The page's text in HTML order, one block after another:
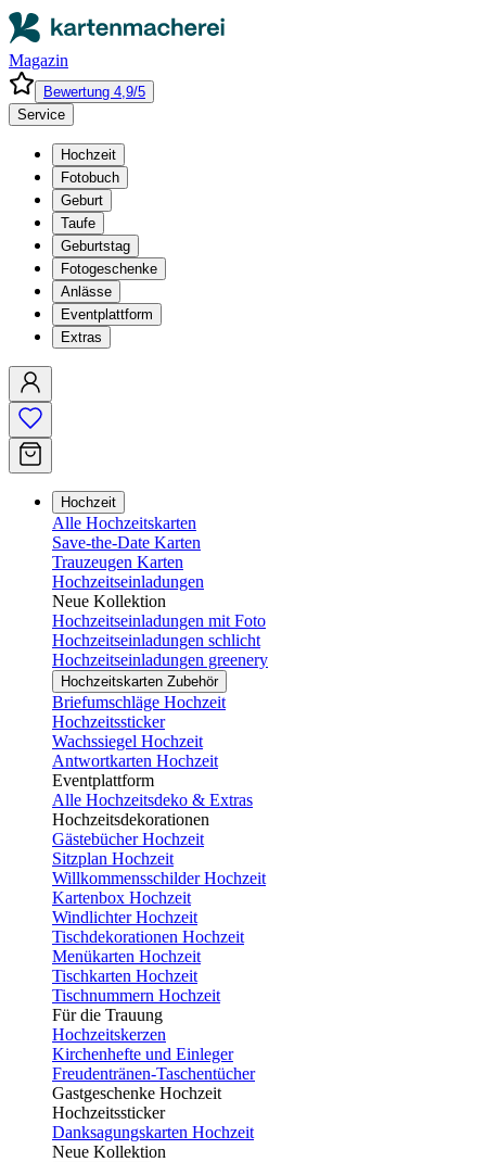
Magazin
Bewertung 4,9/5
Service
Hochzeit
Fotobuch
Geburt
Taufe
Geburtstag
Fotogeschenke
Anlässe
Eventplattform
Extras
Hochzeit
Alle Hochzeitskarten
Save-the-Date Karten
Trauzeugen Karten
Hochzeitseinladungen
Neue Kollektion
Hochzeitseinladungen mit Foto
Hochzeitseinladungen schlicht
Hochzeitseinladungen greenery
Hochzeitskarten Zubehör
Briefumschläge Hochzeit
Hochzeitssticker
Wachssiegel Hochzeit
Antwortkarten Hochzeit
Eventplattform
Alle Hochzeitsdeko & Extras
Hochzeitsdekorationen
Gästebücher Hochzeit
Sitzplan Hochzeit
Willkommensschilder Hochzeit
Kartenbox Hochzeit
Windlichter Hochzeit
Tischdekorationen Hochzeit
Menükarten Hochzeit
Tischkarten Hochzeit
Tischnummern Hochzeit
Für die Trauung
Hochzeitskerzen
Kirchenhefte und Einleger
Freudentränen-Taschentücher
Gastgeschenke Hochzeit
Hochzeitssticker
Danksagungskarten Hochzeit
Neue Kollektion